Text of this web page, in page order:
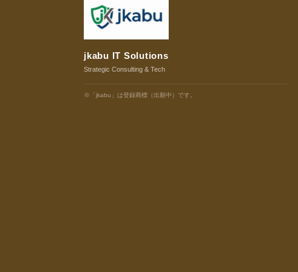
jkabu IT Solutions
Strategic Consulting & Tech
※「jkabu」は登録商標（出願中）です。